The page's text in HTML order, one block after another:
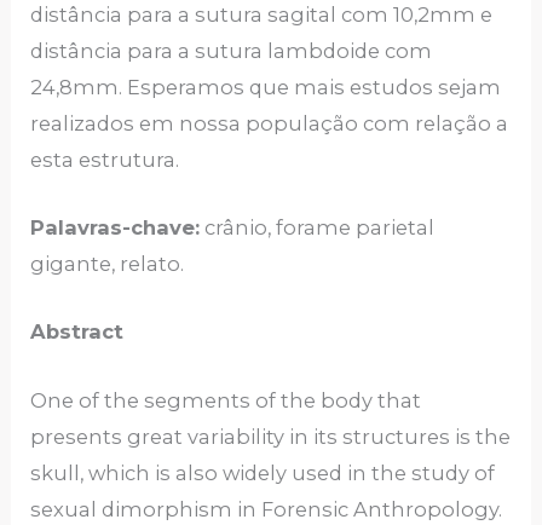
distância para a sutura sagital com 10,2mm e
distância para a sutura lambdoide com
24,8mm. Esperamos que mais estudos sejam
realizados em nossa população com relação a
esta estrutura.
Palavras-chave: crânio, forame parietal
gigante, relato.
Abstract
One of the segments of the body that
presents great variability in its structures is the
skull, which is also widely used in the study of
sexual dimorphism in Forensic Anthropology.